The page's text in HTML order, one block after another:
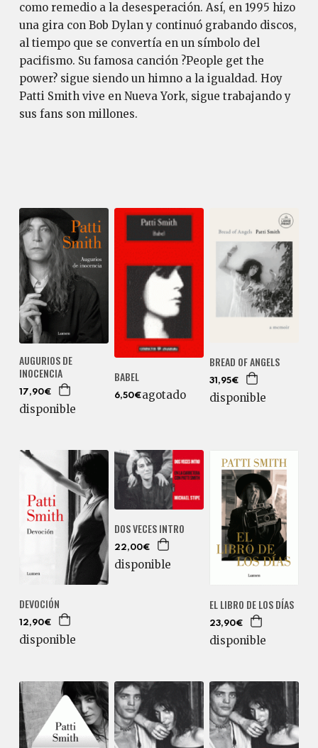
como remedio a la desesperación. Así, en 1995 hizo
una gira con Bob Dylan y continuó grabando discos,
al tiempo que se convertía en un símbolo del
pacifismo. Su famosa canción ?People get the
power? sigue siendo un himno a la igualdad. Hoy
Patti Smith vive en Nueva York, sigue trabajando y
sus fans son millones.
AUGURIOS DE
INOCENCIA
17,90€
disponible
BABEL
6,50€agotado
BREAD OF ANGELS
31,95€
disponible
DEVOCIÓN
12,90€
disponible
DOS VECES INTRO
22,00€
disponible
EL LIBRO DE LOS DÍAS
23,90€
disponible